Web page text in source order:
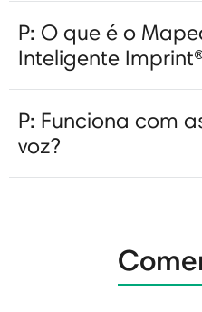
P: O que é o
Inteligente
P: Funciona com
voz?